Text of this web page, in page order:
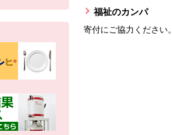
福祉のカンパ
寄付にご協力ください。